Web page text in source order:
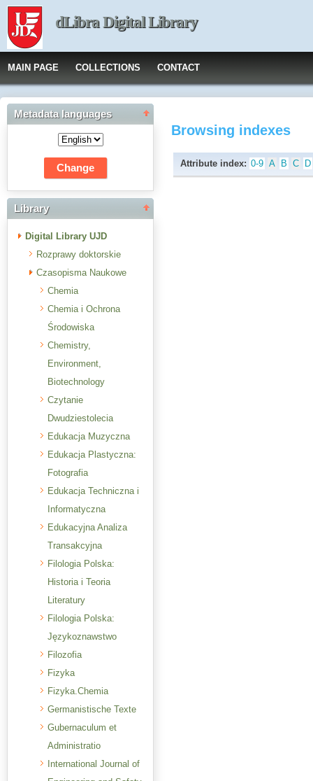
dLibra Digital Library
MAIN PAGE COLLECTIONS CONTACT
Metadata languages
Library
Digital Library UJD
Rozprawy doktorskie
Czasopisma Naukowe
Chemia
Chemia i Ochrona
Środowiska
Chemistry,
Environment,
Biotechnology
Czytanie
Dwudziestolecia
Edukacja Muzyczna
Edukacja Plastyczna:
Fotografia
Edukacja Techniczna i
Informatyczna
Edukacyjna Analiza
Transakcyjna
Filologia Polska:
Historia i Teoria
Literatury
Filologia Polska:
Językoznawstwo
Filozofia
Fizyka
Fizyka.Chemia
Germanistische Texte
Gubernaculum et
Administratio
International Journal of
Browsing indexes
Attribute index: 0-9 A B C D